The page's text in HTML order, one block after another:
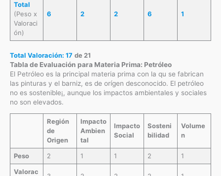
Total
(Peso x
Valoraci
ón)
6 2 2 6 1
Total Valoración: 17 de 21
Tabla de Evaluación para Materia Prima: Petróleo
El Petróleo es la principal materia prima con la qu se fabrican
las pinturas y el barniz, es de orígen desconocido. El petróleo
no es sostenible¡, aunque los impactos ambientales y sociales
no son elevados.
Región
de
Origen
Impacto
Ambien
tal
Impacto
Social
Sosteni
bilidad
Volume
n
Peso 2 1 1 2
1
Valorac